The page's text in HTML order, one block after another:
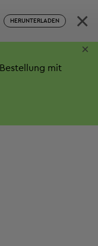
HERUNTERLADEN ×
mit
×